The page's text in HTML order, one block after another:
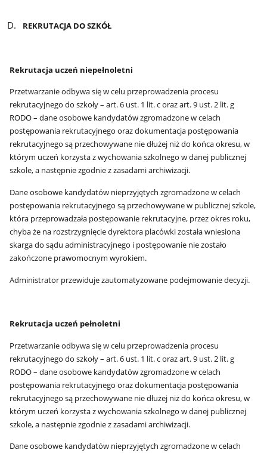
REKRUTACJA DO SZKÓŁ
Rekrutacja uczeń niepełnoletni
Przetwarzanie odbywa sięw celu przeprowadzenia procesu
rekrutacyjnego do szkoły – art. 6 ust. 1 lit. c oraz art. 9 ust. 2 lit. g
RODO – dane osobowe kandydatów zgromadzone w celach
postępowania rekrutacyjnego oraz dokumentacja postępowania
rekrutacyjnego są przechowywane nie dłużej niż do końca okresu, w
którym uczeń korzysta z wychowania szkolnego w danej publicznej
szkole, a następnie zgodnie z zasadami archiwizacji.
Dane osobowe kandydatów nieprzyjętych zgromadzone w celach
postępowania rekrutacyjnego są przechowywane w publicznej szkole,
która przeprowadzała postępowanie rekrutacyjne, przez okres roku,
chyba że na rozstrzygnięcie dyrektora placówki została wniesiona
skarga do sądu administracyjnego i postępowanie nie zostało
zakończone prawomocnym wyrokiem.
Administrator przewiduje zautomatyzowane podejmowanie decyzji.
Rekrutacja uczeń pełnoletni
Przetwarzanie odbywa się w celu przeprowadzenia procesu
rekrutacyjnego do szkoły – art. 6 ust. 1 lit. c oraz art. 9 ust. 2 lit. g
RODO – dane osobowe kandydatów zgromadzone w celach
postępowania rekrutacyjnego oraz dokumentacja postępowania
rekrutacyjnego są przechowywane nie dłużej niż do końca okresu, w
którym uczeń korzysta z wychowania szkolnego w danej publicznej
szkole, a następnie zgodnie z zasadami archiwizacji.
Dane osobowe kandydatów nieprzyjętych zgromadzone w celach